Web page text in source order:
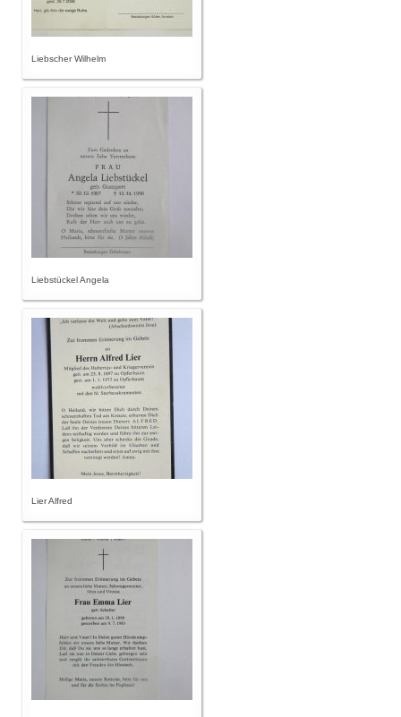
Liebscher Wilhelm
Liebstückel Angela
Lier Alfred